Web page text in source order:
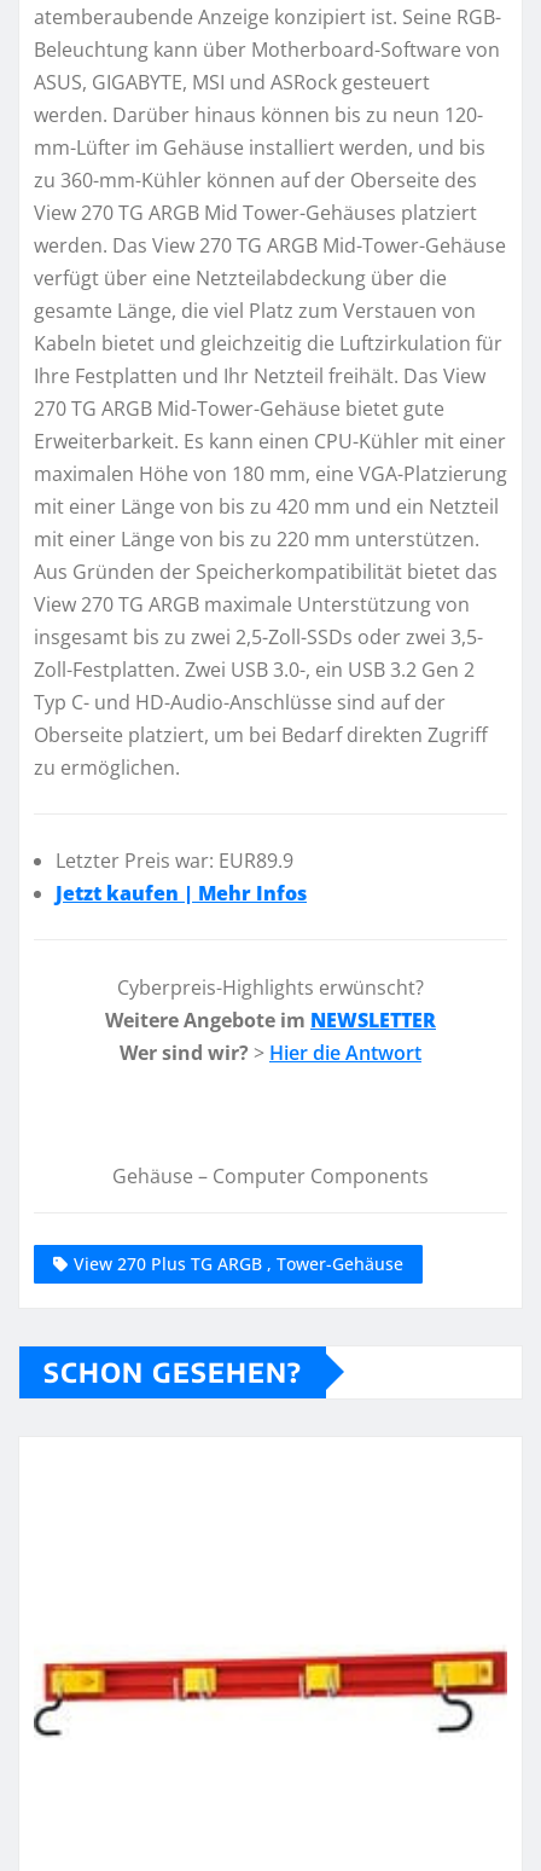
atemberaubende Anzeige konzipiert ist. Seine RGB-
Beleuchtung kann über Motherboard-Software von
ASUS, GIGABYTE, MSI und ASRock gesteuert
werden. Darüber hinaus können bis zu neun 120-
mm-Lüfter im Gehäuse installiert werden, und bis
zu 360-mm-Kühler können auf der Oberseite des
View 270 TG ARGB Mid Tower-Gehäuses platziert
werden. Das View 270 TG ARGB Mid-Tower-Gehäuse
verfügt über eine Netzteilabdeckung über die
gesamte Länge, die viel Platz zum Verstauen von
Kabeln bietet und gleichzeitig die Luftzirkulation für
Ihre Festplatten und Ihr Netzteil freihält. Das View
270 TG ARGB Mid-Tower-Gehäuse bietet gute
Erweiterbarkeit. Es kann einen CPU-Kühler mit einer
maximalen Höhe von 180 mm, eine VGA-Platzierung
mit einer Länge von bis zu 420 mm und ein Netzteil
mit einer Länge von bis zu 220 mm unterstützen.
Aus Gründen der Speicherkompatibilität bietet das
View 270 TG ARGB maximale Unterstützung von
insgesamt bis zu zwei 2,5-Zoll-SSDs oder zwei 3,5-
Zoll-Festplatten. Zwei USB 3.0-, ein USB 3.2 Gen 2
Typ C- und HD-Audio-Anschlüsse sind auf der
Oberseite platziert, um bei Bedarf direkten Zugriff
zu ermöglichen.
Letzter Preis war: EUR89.9
Jetzt kaufen | Mehr Infos
Cyberpreis-Highlights erwünscht?
Weitere Angebote im NEWSLETTER
Wer sind wir? > Hier die Antwort
Gehäuse – Computer Components
View 270 Plus TG ARGB , Tower-Gehäuse
SCHON GESEHEN?